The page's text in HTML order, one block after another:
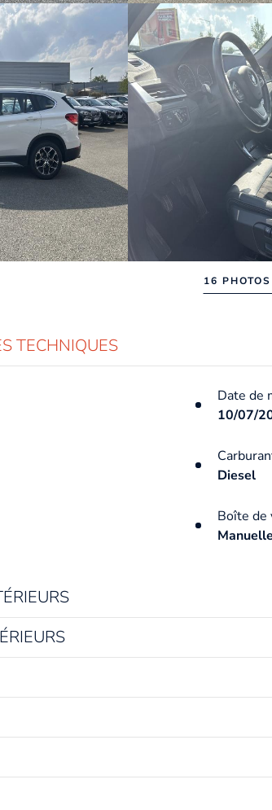
16
TECHNIQUES
Date de
10/07/
Diesel
Boîte de
Manuelle